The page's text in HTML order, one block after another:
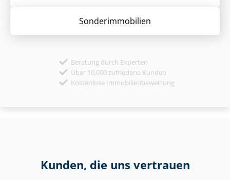
Sonder­immobilien
Beratung durch Experten
Über 10.000 zufriedene Kunden
Kostenlose Immobilienbewertung
Kunden, die uns vertrauen